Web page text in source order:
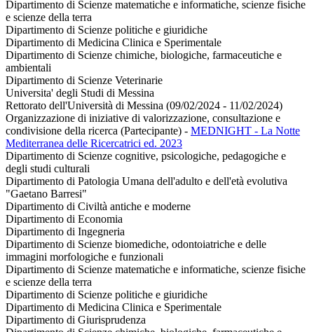
Dipartimento di Scienze matematiche e informatiche, scienze fisiche
e scienze della terra
Dipartimento di Scienze politiche e giuridiche
Dipartimento di Medicina Clinica e Sperimentale
Dipartimento di Scienze chimiche, biologiche, farmaceutiche e
ambientali
Dipartimento di Scienze Veterinarie
Universita' degli Studi di Messina
Rettorato dell'Università di Messina (09/02/2024 - 11/02/2024)
Organizzazione di iniziative di valorizzazione, consultazione e
condivisione della ricerca (Partecipante) - MEDNIGHT - La Notte
Mediterranea delle Ricercatrici ed. 2023
Dipartimento di Scienze cognitive, psicologiche, pedagogiche e
degli studi culturali
Dipartimento di Patologia Umana dell'adulto e dell'età evolutiva
"Gaetano Barresi"
Dipartimento di Civiltà antiche e moderne
Dipartimento di Economia
Dipartimento di Ingegneria
Dipartimento di Scienze biomediche, odontoiatriche e delle
immagini morfologiche e funzionali
Dipartimento di Scienze matematiche e informatiche, scienze fisiche
e scienze della terra
Dipartimento di Scienze politiche e giuridiche
Dipartimento di Medicina Clinica e Sperimentale
Dipartimento di Giurisprudenza